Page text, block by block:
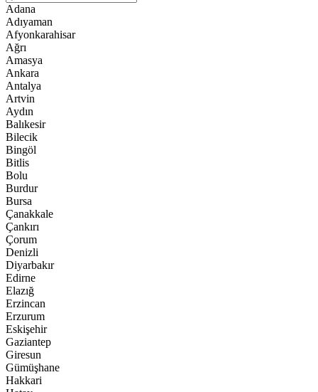
Adana
Adıyaman
Afyonkarahisar
Ağrı
Amasya
Ankara
Antalya
Artvin
Aydın
Balıkesir
Bilecik
Bingöl
Bitlis
Bolu
Burdur
Bursa
Çanakkale
Çankırı
Çorum
Denizli
Diyarbakır
Edirne
Elazığ
Erzincan
Erzurum
Eskişehir
Gaziantep
Giresun
Gümüşhane
Hakkari